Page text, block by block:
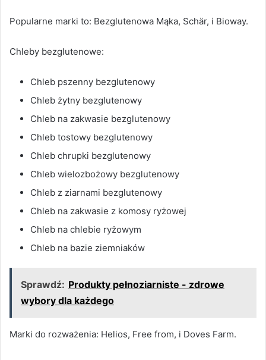
Popularne marki to: Bezglutenowa Mąka, Schär, i Bioway.
Chleby bezglutenowe:
Chleb pszenny bezglutenowy
Chleb żytny bezglutenowy
Chleb na zakwasie bezglutenowy
Chleb tostowy bezglutenowy
Chleb chrupki bezglutenowy
Chleb wielozbożowy bezglutenowy
Chleb z ziarnami bezglutenowy
Chleb na zakwasie z komosy ryżowej
Chleb na chlebie ryżowym
Chleb na bazie ziemniaków
Sprawdź: Produkty pełnoziarniste - zdrowe
wybory dla każdego
Marki do rozważenia: Helios, Free from, i Doves Farm.